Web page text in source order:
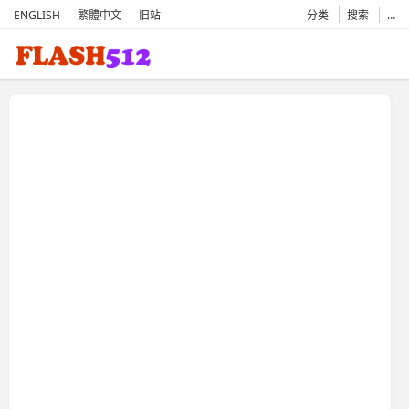
ENGLISH 繁體中文 旧站 分类 搜索 …